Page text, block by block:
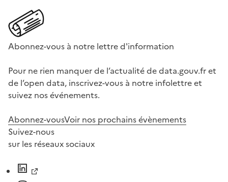
Abonnez-vous à notre lettre d'information
Pour ne rien manquer de l’actualité de data.gouv.fr et
de l’open data, inscrivez-vous à notre infolettre et
suivez nos événements.
Abonnez-vousVoir nos prochains évènements
Suivez-nous
sur les réseaux sociaux